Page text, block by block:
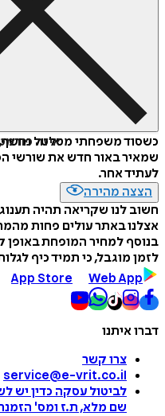
איזה
כשסוד משפחתי מטלטל
שמאיר באור חדש את שורשי
לעתיד אחר.
הצצה מהירה
חשוב לנו שקריאה תהיה
אצלנו באתר עולים פחות
בנוסף למחיר המופחת באופן
לזמן מוגבל, כי תמיד כיף
App Store Web App
דברו איתנו
צרו קשר
service@e-vrit.co.il
לביטול עסקה כדין יש
שם מלא, ת.ז ומס'